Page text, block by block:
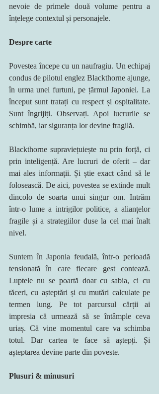
nevoie de primele două volume pentru a
înțelege contextul și personajele.
Despre carte
Povestea începe cu un naufragiu. Un echipaj
condus de pilotul englez Blackthorne ajunge,
în urma unei furtuni, pe țărmul Japoniei. La
început sunt tratați cu respect și ospitalitate.
Sunt îngrijiți. Observați. Apoi lucrurile se
schimbă, iar siguranța lor devine fragilă.
Blackthorne supraviețuiește nu prin forță, ci
prin inteligență. Are lucruri de oferit – dar
mai ales informații. Și știe exact când să le
folosească. De aici, povestea se extinde mult
dincolo de soarta unui singur om. Intrăm
într-o lume a intrigilor politice, a alianțelor
fragile și a strategiilor duse la cel mai înalt
nivel.
Suntem în Japonia feudală, într-o perioadă
tensionată în care fiecare gest contează.
Luptele nu se poartă doar cu sabia, ci cu
tăceri, cu așteptări și cu mutări calculate pe
termen lung. Pe tot parcursul cărții ai
impresia că urmează să se întâmple ceva
uriaș. Că vine momentul care va schimba
totul. Dar cartea te face să aștepți. Și
așteptarea devine parte din poveste.
Plusuri & minusuri